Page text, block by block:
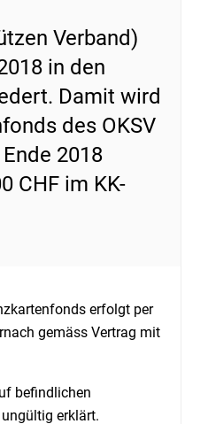
Verband)
in den
Damit wird
des OKSV
2018
CHF im KK-
erfolgt per
gemäss Vertrag mit
befindlichen
erklärt.